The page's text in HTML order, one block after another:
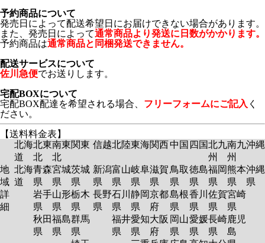
予約商品について
発売日によって配送希望日にお届けできない場合があります。
また、発売日によって通常商品より発送に日数がかかります。
予約商品は通常商品と同梱発送できません。
配送サービスについて
佐川急便でお送りします。
宅配BOXについて
宅配BOX配達を希望される場合、 フリーフォームにご記入 く
ださい。
【送料料金表】
北海
道
北東
北
南東
北
関東 信越北陸東海関西中国 四国北九
州
南九
州
沖縄
地
域
詳
細
北海
道
青森
県
岩手
県
秋田
県
宮城
県
山形
県
福島
県
茨城
県
栃木
県
群馬
県
新潟
県
長野
県
富山
県
石川
県
福井
県
岐阜
県
静岡
県
愛知
県
滋賀
県
京都
府
大阪
府
鳥取
県
島根
県
岡山
県
徳島
県
香川
県
愛媛
県
福岡
県
佐賀
県
長崎
県
熊本
県
宮崎
県
鹿児
島
沖縄
県